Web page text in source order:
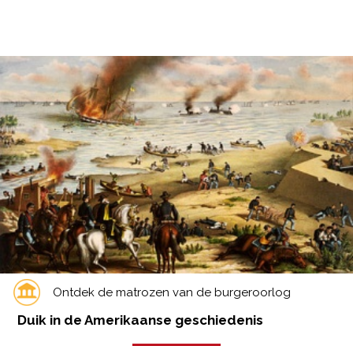
Ontdek de matrozen van de burgeroorlog
Duik in de Amerikaanse geschiedenis